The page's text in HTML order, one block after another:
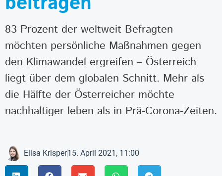
83 Prozent der weltweit Befragten
möchten persönliche Maßnahmen gegen
den Klimawandel ergreifen – Österreich
liegt über dem globalen Schnitt. Mehr als
die Hälfte der Österreicher möchte
nachhaltiger leben als in Prä-Corona-Zeiten.
Elisa Krisper15. April 2021, 11:00